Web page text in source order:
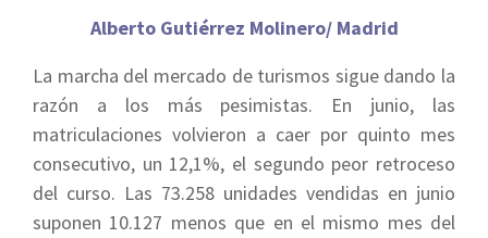
Alberto Gutiérrez Molinero/ Madrid
La marcha del mercado de turismos sigue dando la
razón a los más pesimistas. En junio, las
matriculaciones volvieron a caer por quinto mes
consecutivo, un 12,1%, el segundo peor retroceso
del curso. Las 73.258 unidades vendidas en junio
suponen 10.127 menos que en el mismo mes del